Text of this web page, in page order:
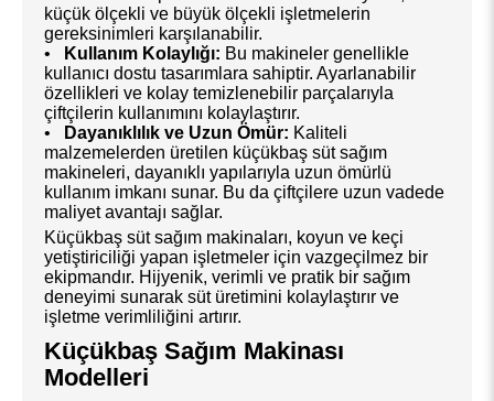
küçük ölçekli ve büyük ölçekli işletmelerin
gereksinimleri karşılanabilir.
•
Kullanım Kolaylığı: Bu makineler genellikle
kullanıcı dostu tasarımlara sahiptir. Ayarlanabilir
özellikleri ve kolay temizlenebilir parçalarıyla
çiftçilerin kullanımını kolaylaştırır.
•
Dayanıklılık ve Uzun Ömür: Kaliteli
malzemelerden üretilen küçükbaş süt sağım
makineleri, dayanıklı yapılarıyla uzun ömürlü
kullanım imkanı sunar. Bu da çiftçilere uzun vadede
maliyet avantajı sağlar.
Küçükbaş süt sağım makinaları, koyun ve keçi
yetiştiriciliği yapan işletmeler için vazgeçilmez bir
ekipmandır. Hijyenik, verimli ve pratik bir sağım
deneyimi sunarak süt üretimini kolaylaştırır ve
işletme verimliliğini artırır.
Küçükbaş Sağım Makinası
Modelleri